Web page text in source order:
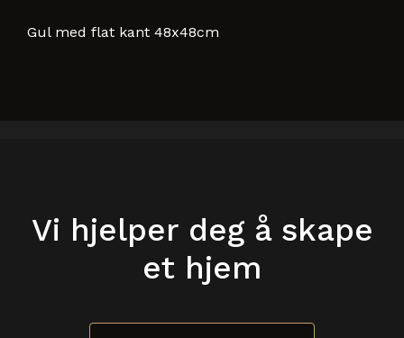
Gul med flat kant 48x48cm
Vi hjelper deg å skape
et hjem